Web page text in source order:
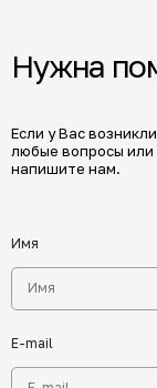
Нужна
Если у Вас
любые вопросы или
напишите нам.
Имя
E-mail